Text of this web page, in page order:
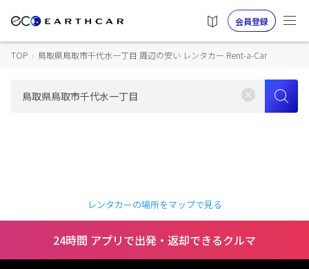
会員登録
TOP › 鳥取県鳥取市千代水一丁目 周辺の安い レンタカー Rent-a-Car
レンタカーの場所をマップで見る
24時間 アプリで出発・返却できるクルマ